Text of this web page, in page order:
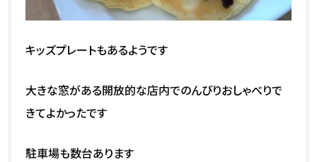
キッズプレートもあるようです
大きな窓がある開放的な店内でのんびりおしゃべりで
きてよかったです
駐車場も数台あります